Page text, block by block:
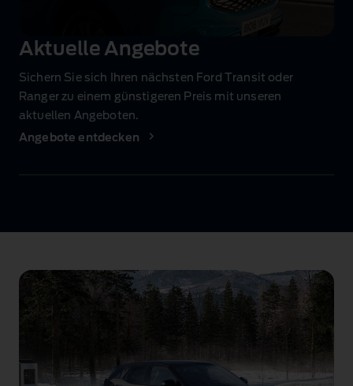
Aktuelle Angebote
Sichern Sie sich Ihren nächsten Ford Transit oder
Ranger zu einem günstigeren Preis mit unseren
aktuellen Angeboten.
Angebote entdecken